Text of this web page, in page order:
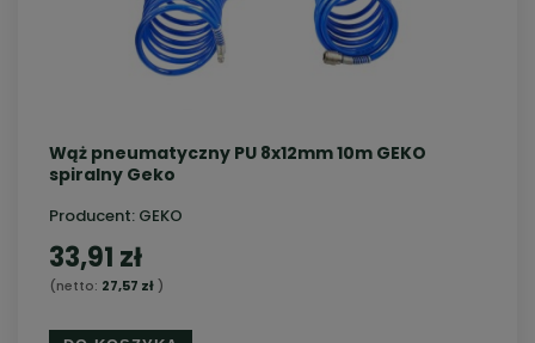
Wąż pneumatyczny PU 8x12mm 10m GEKO
spiralny Geko
Producent: GEKO
33,91 zł
(netto: 27,57 zł)